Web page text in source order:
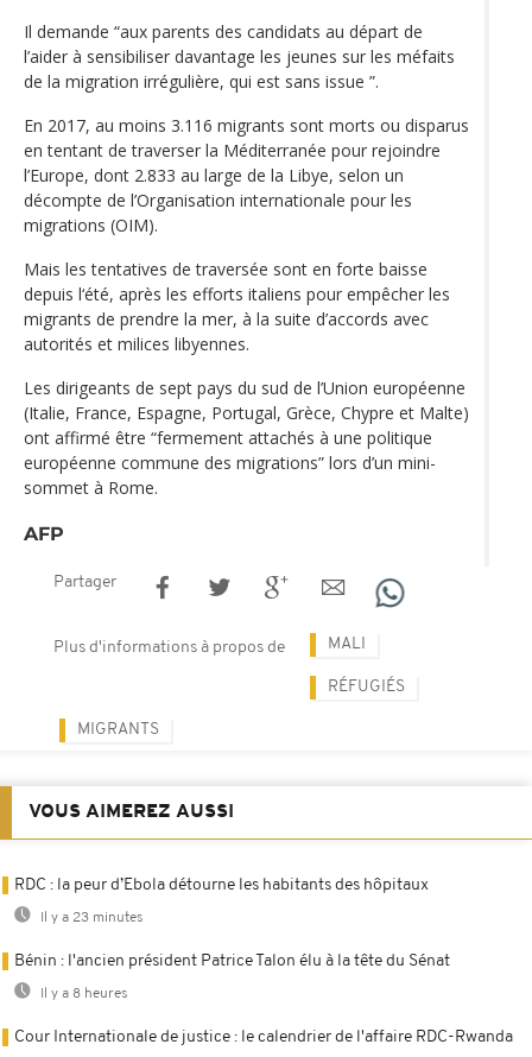
Il demande “aux parents des candidats au départ de
l’aider à sensibiliser davantage les jeunes sur les méfaits
de la migration irrégulière, qui est sans issue ”.
En 2017, au moins 3.116 migrants sont morts ou disparus
en tentant de traverser la Méditerranée pour rejoindre
l’Europe, dont 2.833 au large de la Libye, selon un
décompte de l’Organisation internationale pour les
migrations (OIM).
Mais les tentatives de traversée sont en forte baisse
depuis l‘été, après les efforts italiens pour empêcher les
migrants de prendre la mer, à la suite d’accords avec
autorités et milices libyennes.
Les dirigeants de sept pays du sud de l’Union européenne
(Italie, France, Espagne, Portugal, Grèce, Chypre et Malte)
ont affirmé être “fermement attachés à une politique
européenne commune des migrations” lors d’un mini-
sommet à Rome.
AFP
Partager
Plus d'informations à propos de MALI
RÉFUGIÉS
MIGRANTS
VOUS AIMEREZ AUSSI
RDC : la peur d’Ebola détourne les habitants des hôpitaux
Il y a 23 minutes
Bénin : l'ancien président Patrice Talon élu à la tête du Sénat
Il y a 8 heures
Cour Internationale de justice : le calendrier de l'affaire RDC-Rwanda